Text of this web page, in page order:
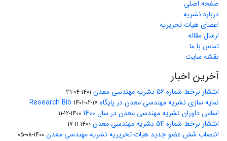
صفحه اصلی
درباره نشریه
اعضای هیات تحریریه
ارسال مقاله
تماس با ما
نقشه سایت
آخرین اخبار
انتشار برخط شماره 56 نشریه مهندسی معدن 1401-04-31
نمایه سازی نشریه مهندسی معدن در پایگاه Research Bib 1401-02-17
اسامی داوران نشریه مهندسی معدن در سال 1400 1400-12-11
انتشار برخط شماره 54 نشریه مهندسی معدن 1400-11-17
انتصاب شش عضو جدید هیات تحریریه نشریه مهندسی معدن 1400-08-05